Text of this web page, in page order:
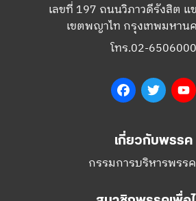
เลขที่ 197 ถนนวิภาวดีรังสิต แ
เขตพญาไท กรุงเทพมหาน
โทร.02-6506000
FacebookTwitter
เกี่ยวกับพรรค
กรรมการบริหารพรร